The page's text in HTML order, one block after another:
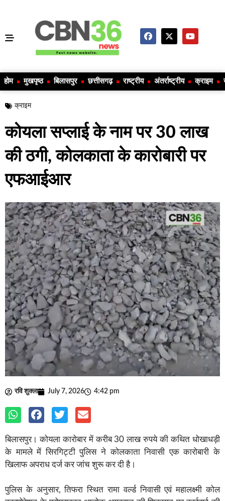
होम मुखपृष्ठ बिलासपुर छत्तीसगढ़ राष्ट्रीय अंतर्राष्ट्रीय क्राइम
क्राइम
कोयला सप्लाई के नाम पर 30 लाख
की ठगी, कोलकाता के कारोबारी पर
एफआईआर
रवि शुक्ला July 7, 2026 4:42 pm
बिलासपुर। कोयला कारोबार में करीब 30 लाख रुपये की कथित धोखाधड़ी
के मामले में सिरगिट्टी पुलिस ने कोलकाता निवासी एक कारोबारी के
खिलाफ अपराध दर्ज कर जांच शुरू कर दी है।
पुलिस के अनुसार, तिफरा स्थित रामा वर्ल्ड निवासी एवं महालक्ष्मी कोल